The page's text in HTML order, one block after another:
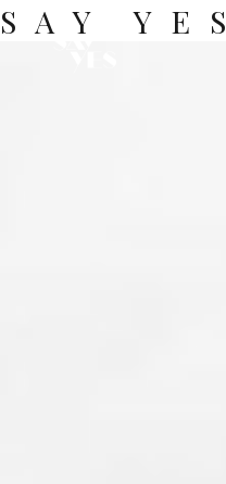
SAY YES